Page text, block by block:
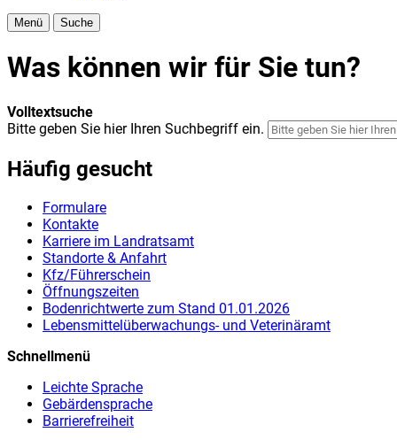
Menü Suche
Was können wir für Sie tun?
Volltextsuche
Bitte geben Sie hier Ihren Suchbegriff ein.
Häufig gesucht
Formulare
Kontakte
Karriere im Landratsamt
Standorte & Anfahrt
Kfz/Führerschein
Öffnungszeiten
Bodenrichtwerte zum Stand 01.01.2026
Lebensmittelüberwachungs- und Veterinäramt
Schnellmenü
Leichte Sprache
Gebärdensprache
Barrierefreiheit